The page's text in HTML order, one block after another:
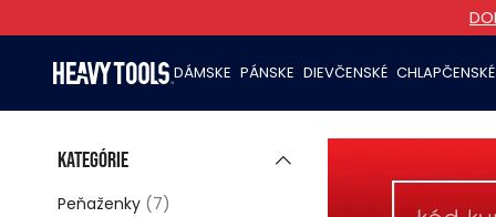
DÁMSKE PÁNSKE DIEVČENSKÉ CHLAPČENSKÉ
Kategórie
Peňaženky (7)